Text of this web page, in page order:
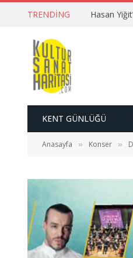
TRENDING Hasan
KENT GÜNLÜĞÜ
Anasayfa » Konser »